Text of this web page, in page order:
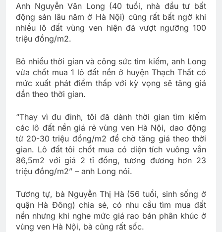
Anh Nguyễn Văn Long (40 tuổi, nhà đầu tư bất
động sản lâu năm ở Hà Nội) cũng rất bất ngờ khi
nhiều lô đất vùng ven hiện đã vượt ngưỡng 100
triệu đồng/m2.
Bỏ nhiều thời gian và công sức tìm kiếm, anh Long
vừa chốt mua 1 lô đất nền ở huyện Thạch Thất có
mức xuất phát điểm thấp với kỳ vọng sẽ tăng giá
dần theo thời gian.
“Thay vì đu đỉnh, tôi đã dành thời gian tìm kiếm
các lô đất nền giá rẻ vùng ven Hà Nội, dao động
từ 20-30 triệu đồng/m2 để chờ tăng giá theo thời
gian. Lô đất tôi chốt mua có diện tích vuông vắn
86,5m2 với giá 2 tỉ đồng, tương đương hơn 23
triệu đồng/m2” – anh Long nói.
Tương tự, bà Nguyễn Thị Hà (56 tuổi, sinh sống ở
quận Hà Đông) chia sẻ, có nhu cầu tìm mua đất
nền nhưng khi nghe mức giá rao bán phân khúc ở
vùng ven Hà Nội, bà cũng rất sốc.